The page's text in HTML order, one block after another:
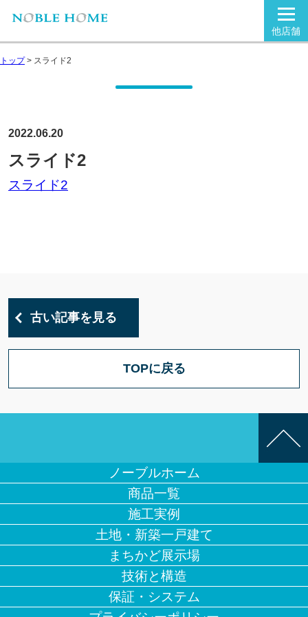
他店舗
トップ> スライド2
2022.06.20
スライド2
スライド2
古い記事を見る
TOPに戻る
ノーブルホーム
商品一覧
施工実例
土地・新築一戸建て
まちかど展示場
技術と構造
保証・システム